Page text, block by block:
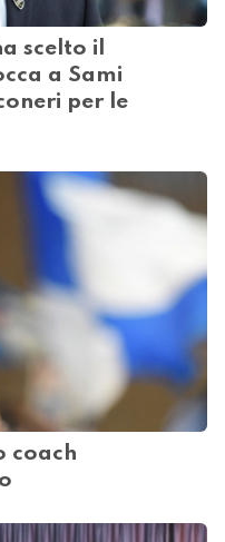
scelto il
a Sami
per le
coach